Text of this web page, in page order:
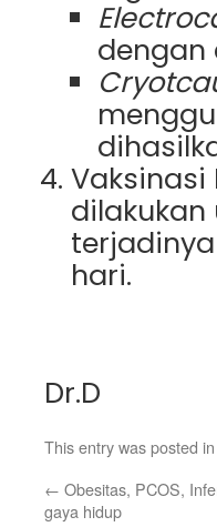
dengan
Vaksinasi
hari.
Dr.D
This entry was posted in
← Obesitas, PCOS,
gaya hidup